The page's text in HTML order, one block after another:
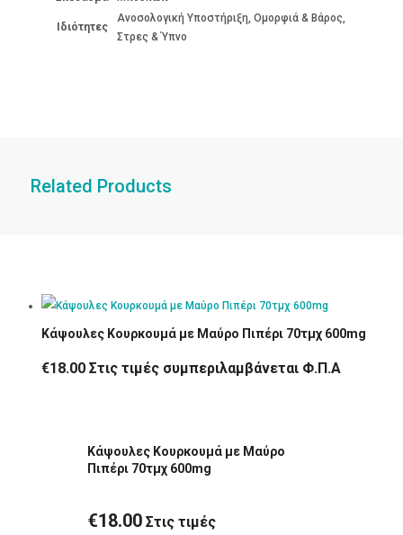
Ιδιότητες
Ανοσολογική Υποστήριξη, Ομορφιά & Βάρος,
Στρες & Ύπνο
Related Products
Κάψουλες Κουρκουμά με Μαύρο Πιπέρι 70τμχ 600mg
€18.00 Στις τιμές συμπεριλαμβάνεται Φ.Π.Α
Κάψουλες Κουρκουμά με Μαύρο
Πιπέρι 70τμχ 600mg
€18.00 Στις τιμές